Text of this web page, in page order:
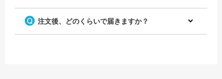
注文後、どのくらいで届きますか？